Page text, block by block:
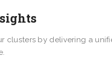
clusters by delivering a